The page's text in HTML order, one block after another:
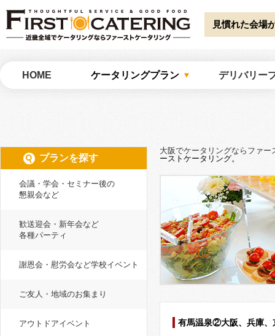
Warning : Undefined array key "HTTP_ACCEPT_LANGUAGE" in/home/
catering/common/meta.php on line51 見慣れた会場
HOME ケータリングプラン デリバリー
大阪でケータリングならファー
ーストケータリング。
有馬温泉②大阪、兵庫、
プランを探す
会議・学会・セミナー後の
懇親会など
歓送迎会・新年会など
各種パーティ
謝恩会・慰労会など学校イベント
ご友人・地域のお集まり
アウトドアイベント